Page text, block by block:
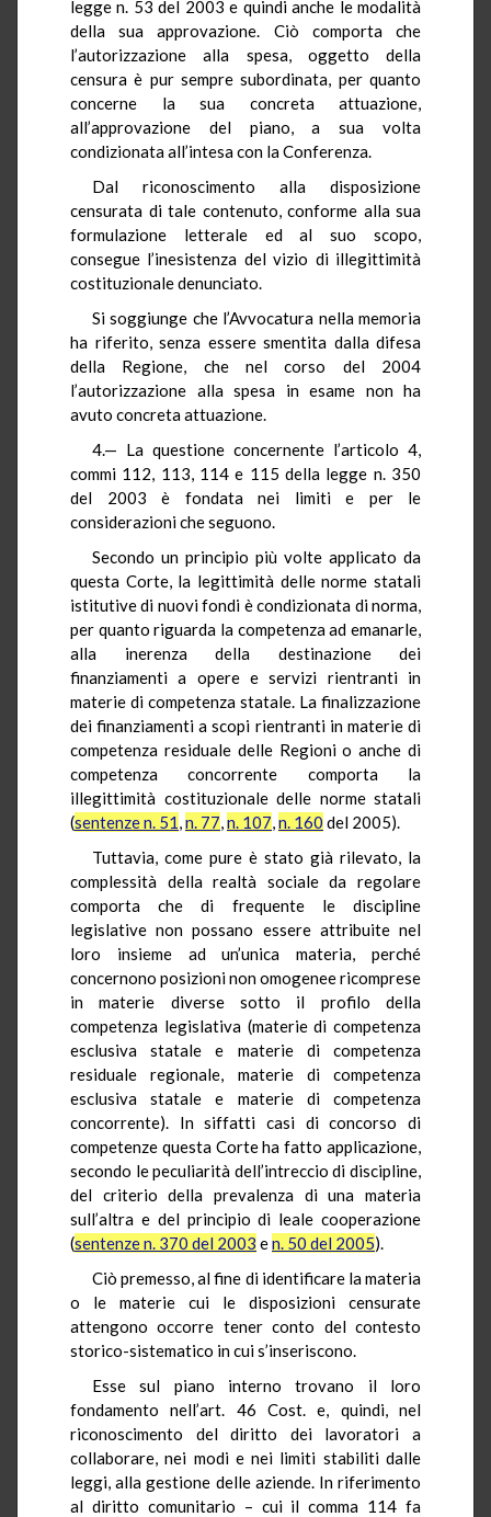
legge n. 53 del 2003 e quindi anche le modalità
della sua approvazione. Ciò comporta che
l’autorizzazione alla spesa, oggetto della
censura è pur sempre subordinata, per quanto
concerne la sua concreta attuazione,
all’approvazione del piano, a sua volta
condizionata all’intesa con la Conferenza.
Dal riconoscimento alla disposizione
censurata di tale contenuto, conforme alla sua
formulazione letterale ed al suo scopo,
consegue l’inesistenza del vizio di illegittimità
costituzionale denunciato.
Si soggiunge che l’Avvocatura nella memoria
ha riferito, senza essere smentita dalla difesa
della Regione, che nel corso del 2004
l’autorizzazione alla spesa in esame non ha
avuto concreta attuazione.
4.— La questione concernente l’articolo 4,
commi 112, 113, 114 e 115 della legge n. 350
del 2003 è fondata nei limiti e per le
considerazioni che seguono.
Secondo un principio più volte applicato da
questa Corte, la legittimità delle norme statali
istitutive di nuovi fondi è condizionata di norma,
per quanto riguarda la competenza ad emanarle,
alla inerenza della destinazione dei
finanziamenti a opere e servizi rientranti in
materie di competenza statale. La finalizzazione
dei finanziamenti a scopi rientranti in materie di
competenza residuale delle Regioni o anche di
competenza concorrente comporta la
illegittimità costituzionale delle norme statali
(sentenze n. 51,n. 77,n. 107,n. 160 del 2005).
Tuttavia, come pure è stato già rilevato, la
complessità della realtà sociale da regolare
comporta che di frequente le discipline
legislative non possano essere attribuite nel
loro insieme ad un’unica materia, perché
concernono posizioni non omogenee ricomprese
in materie diverse sotto il profilo della
competenza legislativa (materie di competenza
esclusiva statale e materie di competenza
residuale regionale, materie di competenza
esclusiva statale e materie di competenza
concorrente). In siffatti casi di concorso di
competenze questa Corte ha fatto applicazione,
secondo le peculiarità dell’intreccio di discipline,
del criterio della prevalenza di una materia
sull’altra e del principio di leale cooperazione
(sentenze n. 370 del 2003 en. 50 del 2005).
Ciò premesso, al fine di identificare la materia
o le materie cui le disposizioni censurate
attengono occorre tener conto del contesto
storico-sistematico in cui s’inseriscono.
Esse sul piano interno trovano il loro
fondamento nell’art. 46 Cost. e, quindi, nel
riconoscimento del diritto dei lavoratori a
collaborare, nei modi e nei limiti stabiliti dalle
leggi, alla gestione delle aziende. In riferimento
al diritto comunitario – cui il comma 114 fa